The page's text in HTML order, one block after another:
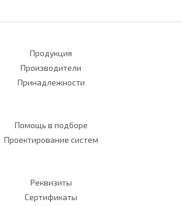
Продукция
Производители
Принадлежности
Помощь в подборе
Проектирование систем
Реквизиты
Сертификаты